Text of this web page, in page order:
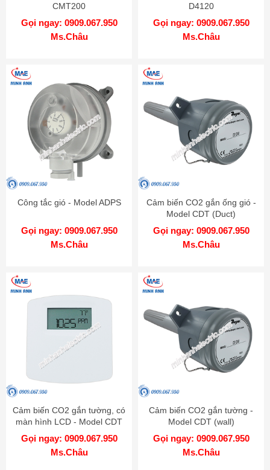
CMT200
Gọi ngay: 0909.067.950
Ms.Châu
D4120
Gọi ngay: 0909.067.950
Ms.Châu
Công tắc gió - Model ADPS
Gọi ngay: 0909.067.950
Ms.Châu
Cảm biến CO2 gắn ống gió -
Model CDT (Duct)
Gọi ngay: 0909.067.950
Ms.Châu
Cảm biến CO2 gắn tường, có
màn hình LCD - Model CDT
LCD (wall)
Gọi ngay: 0909.067.950
Ms.Châu
Cảm biến CO2 gắn tường -
Model CDT (wall)
Gọi ngay: 0909.067.950
Ms.Châu